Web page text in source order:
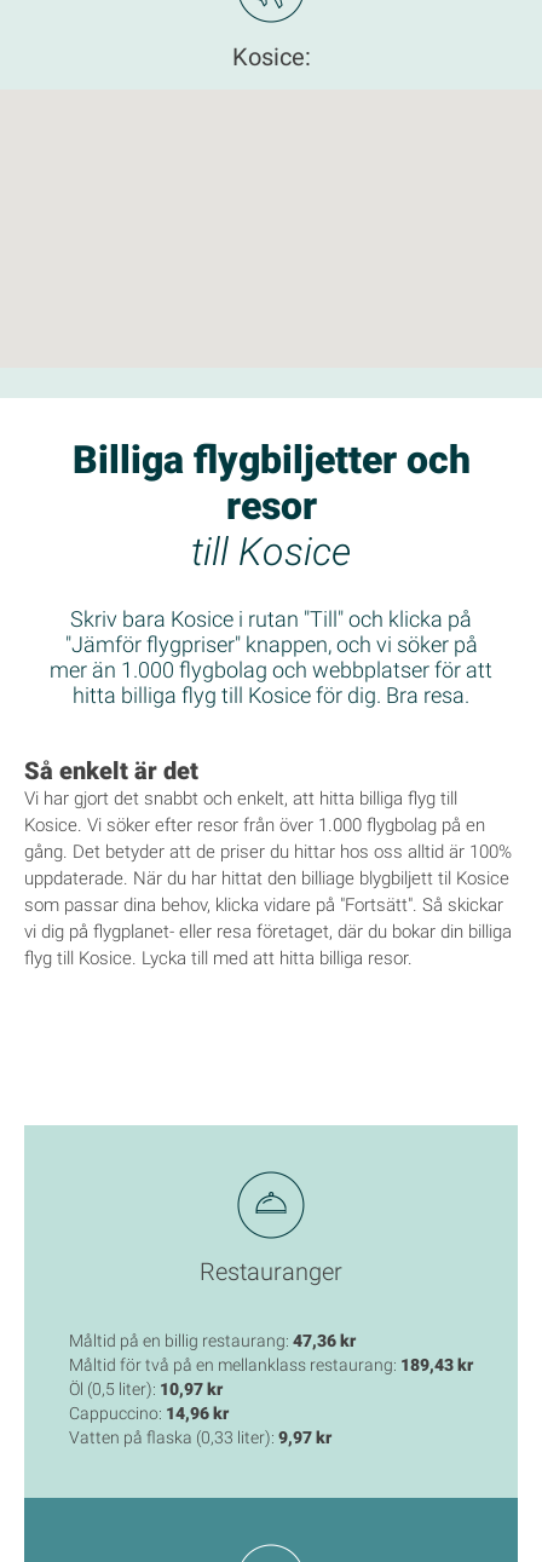
Kosice:
Billiga flygbiljetter och
resor
till Kosice
Skriv bara Kosice i rutan "Till" och klicka på
"Jämför flygpriser" knappen, och vi söker på
mer än 1.000 flygbolag och webbplatser för att
hitta billiga flyg till Kosice för dig. Bra resa.
Så enkelt är det
Vi har gjort det snabbt och enkelt, att hitta billiga flyg till
Kosice. Vi söker efter resor från över 1.000 flygbolag på en
gång. Det betyder att de priser du hittar hos oss alltid är 100%
uppdaterade. När du har hittat den billiage blygbiljett til Kosice
som passar dina behov, klicka vidare på "Fortsätt". Så skickar
vi dig på flygplanet- eller resa företaget, där du bokar din billiga
flyg till Kosice. Lycka till med att hitta billiga resor.
Restauranger
Måltid på en billig restaurang: 47,36 kr
Måltid för två på en mellanklass restaurang: 189,43 kr
Öl (0,5 liter): 10,97 kr
Cappuccino: 14,96 kr
Vatten på flaska (0,33 liter): 9,97 kr